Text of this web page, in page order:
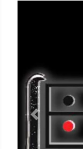
Previous